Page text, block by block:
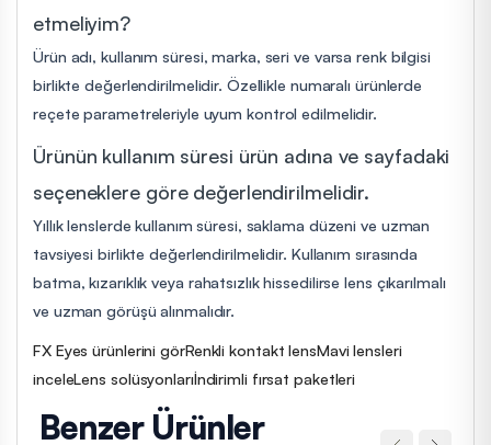
etmeliyim?
Ürün adı, kullanım süresi, marka, seri ve varsa renk bilgisi
birlikte değerlendirilmelidir. Özellikle numaralı ürünlerde
reçete parametreleriyle uyum kontrol edilmelidir.
Ürünün kullanım süresi ürün adına ve sayfadaki
seçeneklere göre değerlendirilmelidir.
Yıllık lenslerde kullanım süresi, saklama düzeni ve uzman
tavsiyesi birlikte değerlendirilmelidir. Kullanım sırasında
batma, kızarıklık veya rahatsızlık hissedilirse lens çıkarılmalı
ve uzman görüşü alınmalıdır.
FX Eyes ürünlerini görRenkli kontakt lensMavi lensleri
inceleLens solüsyonlarıİndirimli fırsat paketleri
Benzer Ürünler